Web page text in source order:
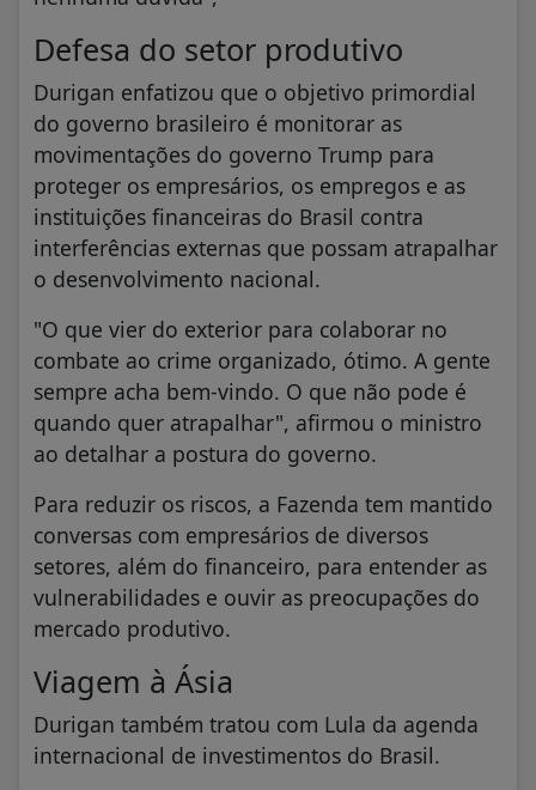
Defesa do setor produtivo
Durigan enfatizou que o objetivo primordial
do governo brasileiro é monitorar as
movimentações do governo Trump para
proteger os empresários, os empregos e as
instituições financeiras do Brasil contra
interferências externas que possam atrapalhar
o desenvolvimento nacional.
"O que vier do exterior para colaborar no
combate ao crime organizado, ótimo. A gente
sempre acha bem-vindo. O que não pode é
quando quer atrapalhar", afirmou o ministro
ao detalhar a postura do governo.
Para reduzir os riscos, a Fazenda tem mantido
conversas com empresários de diversos
setores, além do financeiro, para entender as
vulnerabilidades e ouvir as preocupações do
mercado produtivo.
Viagem à Ásia
Durigan também tratou com Lula da agenda
internacional de investimentos do Brasil.